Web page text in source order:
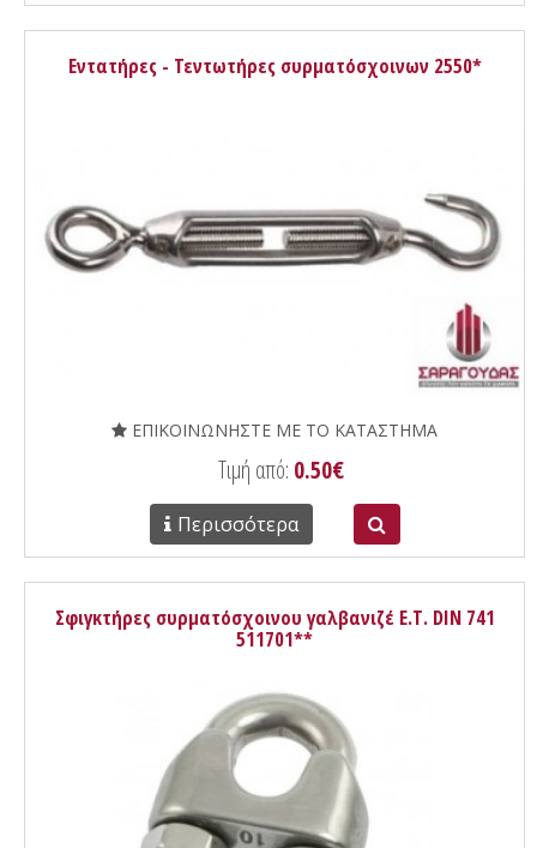
Εντατήρες - Τεντωτήρες συρματόσχοινων 2550*
ΕΠΙΚΟΙΝΩΝΗΣΤΕ ΜΕ ΤΟ ΚΑΤΑΣΤΗΜΑ
Τιμή από: 0.50€
Περισσότερα
Σφιγκτήρες συρματόσχοινου γαλβανιζέ Ε.Τ. DIN 741
511701**